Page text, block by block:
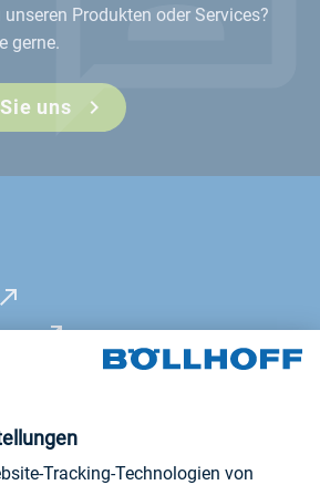
Produkten oder Services?
gerne.
uns